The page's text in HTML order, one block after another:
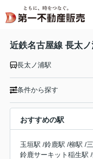
近鉄名古屋線 長太
長太ノ浦駅
条件から探す
おすすめの駅
玉垣駅 /鈴鹿駅 /柳駅 /
鈴鹿サーキット稲生駅 /